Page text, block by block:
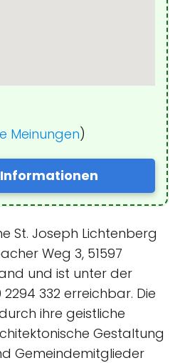
Meinungen)
St. Joseph Lichtenberg
Weg 3, 51597
und ist unter der
332 erreichbar. Die
ihre geistliche
Gestaltung
Gemeindemitglieder